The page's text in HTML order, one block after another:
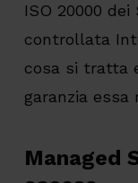
ISO 20000
controllata
cosa si tratta
garanzia
Managed